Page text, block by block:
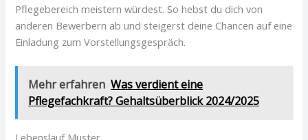
Pflegebereich meistern würdest. So hebst du dich von
anderen Bewerbern ab und steigerst deine Chancen auf eine
Einladung zum Vorstellungsgespräch.
Mehr erfahren Was verdient eine
Pflegefachkraft? Gehaltsüberblick 2024/2025
Lebenslauf Muster